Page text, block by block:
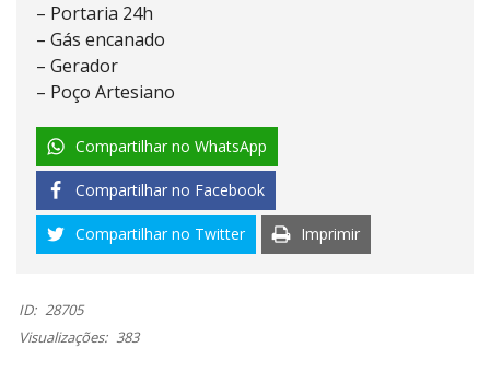
– Portaria 24h
– Gás encanado
– ⁠Gerador
– ⁠Poço Artesiano
Compartilhar no WhatsApp
Compartilhar no Facebook
Compartilhar no Twitter Imprimir
ID: 28705
Visualizações: 383